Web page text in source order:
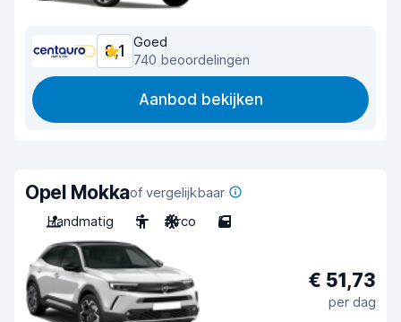
8,1
Goed
740 beoordelingen
Aanbod bekijken
Opel Mokkaof vergelijkbaar
Handmatig
5 Airco 5
€ 51,73
per dag